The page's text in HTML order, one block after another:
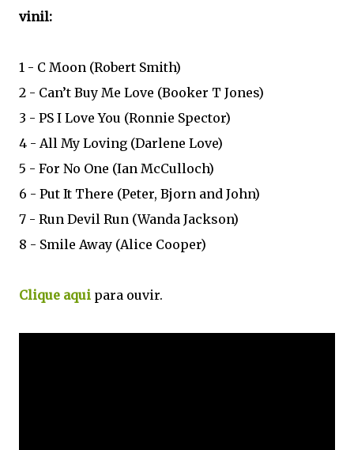
vinil:
1 - C Moon (Robert Smith)
2 - Can’t Buy Me Love (Booker T Jones)
3 - PS I Love You (Ronnie Spector)
4 - All My Loving (Darlene Love)
5 - For No One (Ian McCulloch)
6 - Put It There (Peter, Bjorn and John)
7 - Run Devil Run (Wanda Jackson)
8 - Smile Away (Alice Cooper)
Clique aqui para ouvir.